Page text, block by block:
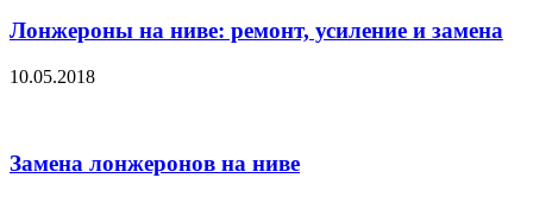
Лонжероны на ниве: ремонт, усиление и замена
10.05.2018
Замена лонжеронов на ниве